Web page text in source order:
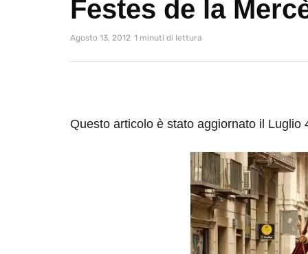
Festes de la
Agosto 13, 2012 1 minuti di lettura
Questo articolo è stato aggiornato il Luglio